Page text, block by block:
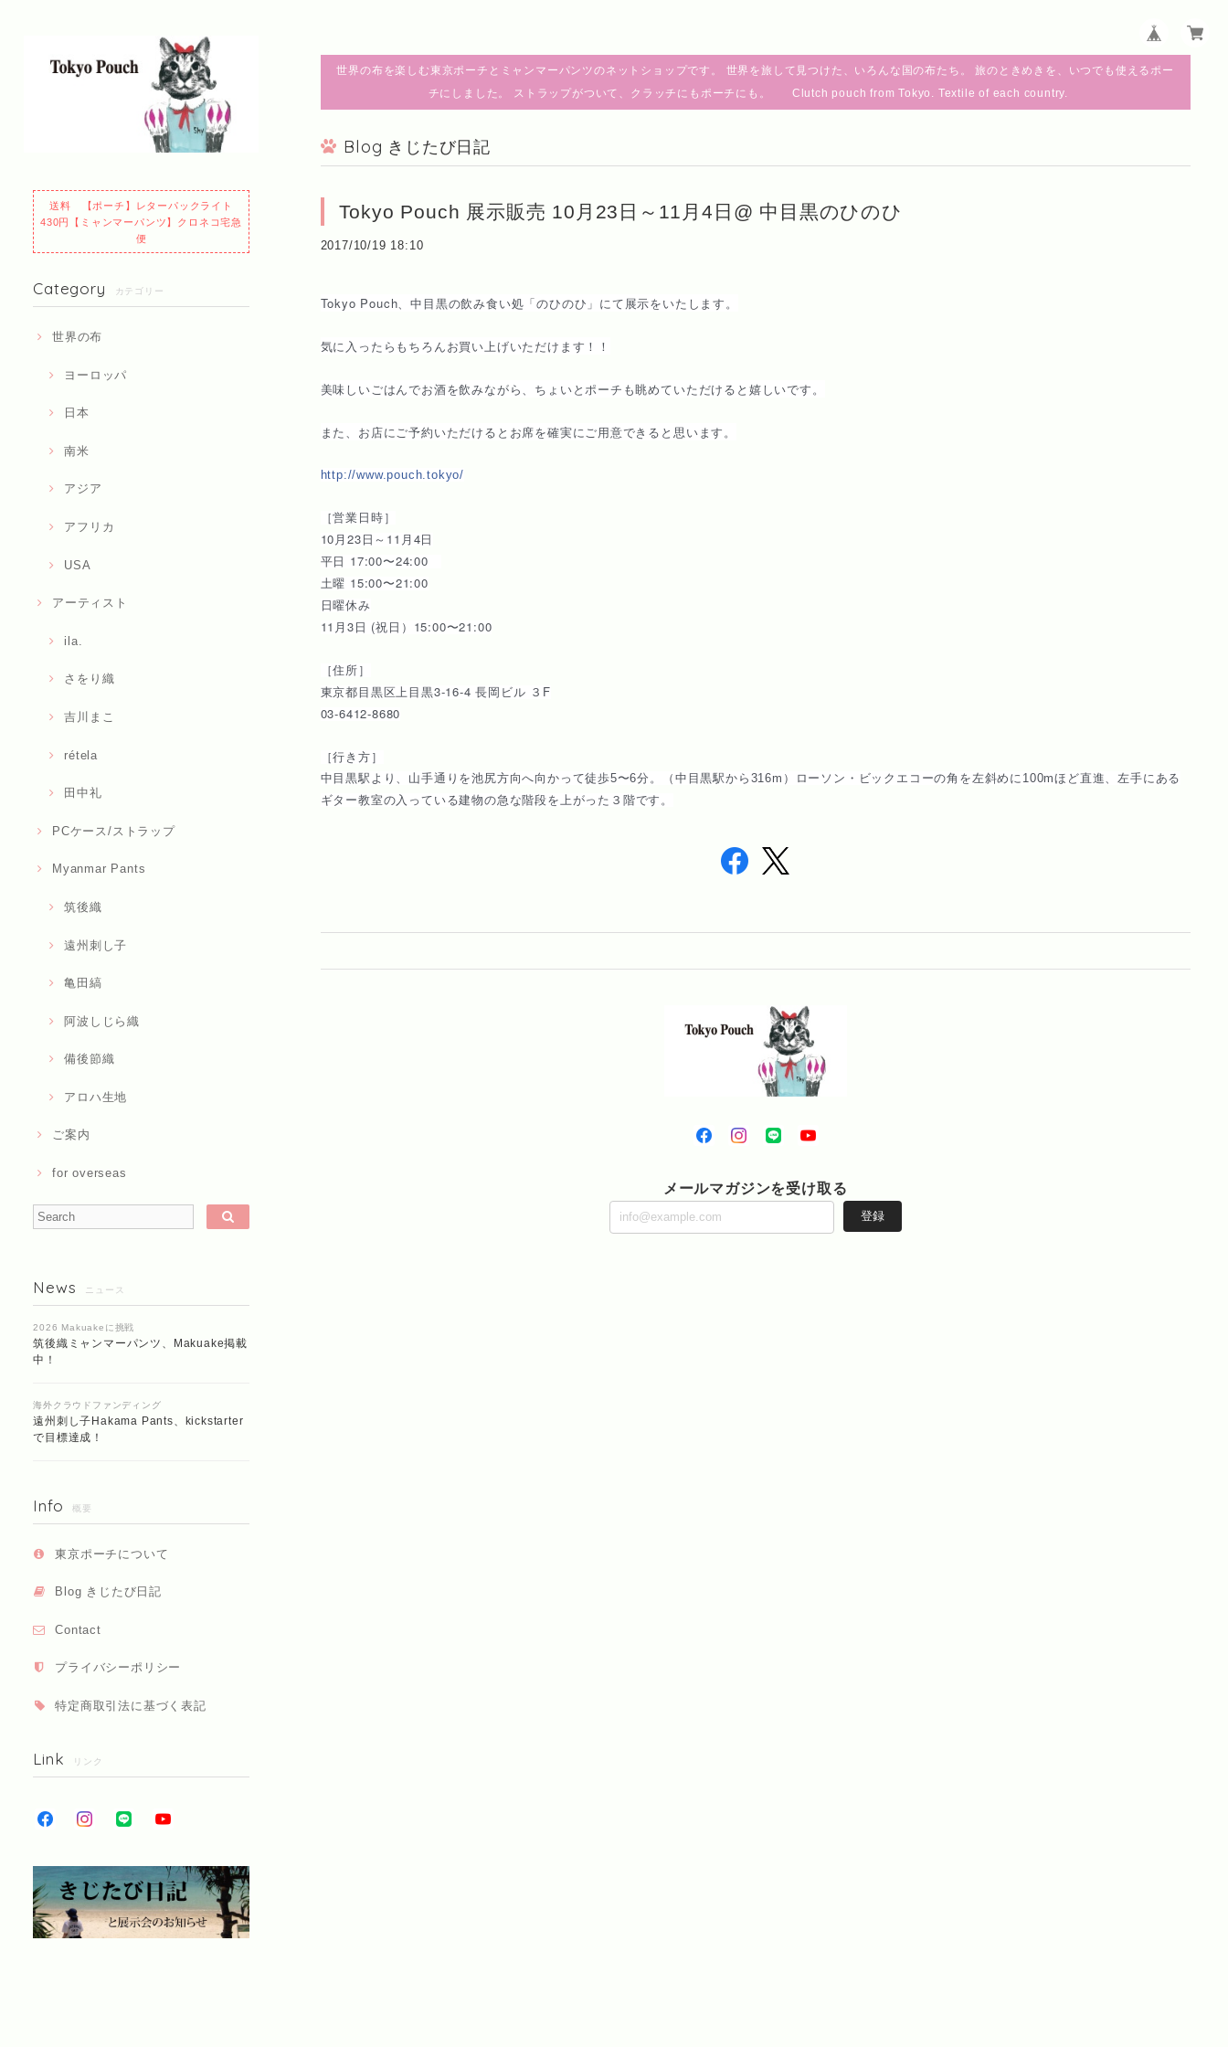
送料 【ポーチ】レターパックライト
430円【ミャンマーパンツ】クロネコ宅急
便
Category カテゴリー
世界の布
ヨーロッパ
日本
南米
アジア
アフリカ
USA
アーティスト
ila.
さをり織
吉川まこ
rétela
田中礼
PCケース/ストラップ
Myanmar Pants
筑後織
遠州刺し子
亀田縞
阿波しじら織
備後節織
アロハ生地
ご案内
for overseas
News ニュース
2026 Makuakeに挑戦
筑後織ミャンマーパンツ、Makuake掲載
中！
海外クラウドファンディング
遠州刺し子Hakama Pants、kickstarter
で目標達成！
Info 概要
東京ポーチについて
Blog きじたび日記
Contact
プライバシーポリシー
特定商取引法に基づく表記
Link リンク
世界の布を楽しむ東京ポーチとミャンマーパンツのネットショップです。 世界を旅して見つけた、いろんな国の布たち。 旅のときめきを、いつでも使えるポー
チにしました。 ストラップがついて、クラッチにもポーチにも。 Clutch pouch from Tokyo. Textile of each country.
Blog きじたび日記
Tokyo Pouch 展示販売 10月23日～11月4日@ 中目黒のひのひ
2017/10/19 18:10
Tokyo Pouch、中目黒の飲み食い処「のひのひ」にて展示をいたします。
気に入ったらもちろんお買い上げいただけます！！
美味しいごはんでお酒を飲みながら、ちょいとポーチも眺めていただけると嬉しいです。
また、お店にご予約いただけるとお席を確実にご用意でき ると思います。
http://www.pouch.tokyo/
［営業日時］
10月23日～11月4日
平日 17:00〜24:00
土曜 15:00〜21:00
日曜休み
11月3日 (祝日）15:00〜21:00
［住所］
東京都目黒区上目黒3-16-4 長岡ビル ３F
03-6412-8680
［行き方］
中目黒駅より、山手通りを池尻方向へ向かって徒歩5〜6分。（中目黒駅から316m）ローソン・ビックエコーの角を左斜めに100mほど直進、左手にある
ギター教室の 入っている建物の急な階段を上がった３階です。
メールマガジンを受け取る
登録